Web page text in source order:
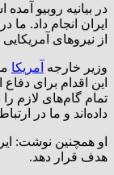
در بیانیه روبیو
ایران انجام داد.
از نیروهای
وزیر خارجه آمریکا
این اقدام برای
تمام گام‌های لازم
داده‌اند و ما در
او همچنین نوشت:
هدف قرار دهد.